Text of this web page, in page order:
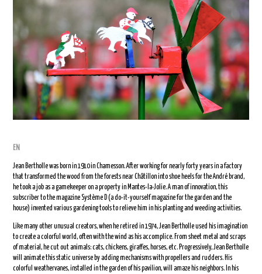
EN
Jean Bertholle was born in 1910 in Chamesson. After working for nearly forty years in a factory
that transformed the wood from the forests near Châtillon into shoe heels for the André brand,
he took a job as a gamekeeper on a property in Mantes-la-Jolie. A man of innovation, this
subscriber to the magazine Système D (a do-it-yourself magazine for the garden and the
house) invented various gardening tools to relieve him in his planting and weeding activities.
Like many other unusual creators, when he retired in 1974, Jean Bertholle used his imagination
to create a colorful world, often with the wind as his accomplice. From sheet metal and scraps
of material, he cut out animals: cats, chickens, giraffes, horses, etc. Progressively, Jean Bertholle
will animate this static universe by adding mechanisms with propellers and rudders. His
colorful weathervanes, installed in the garden of his pavilion, will amaze his neighbors. In his